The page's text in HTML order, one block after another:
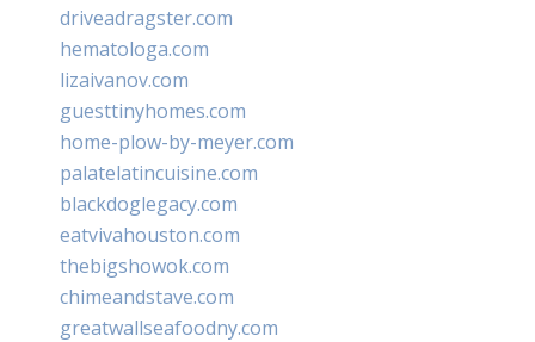
driveadragster.com
hematologa.com
lizaivanov.com
guesttinyhomes.com
home-plow-by-meyer.com
palatelatincuisine.com
blackdoglegacy.com
eatvivahouston.com
thebigshowok.com
chimeandstave.com
greatwallseafoodny.com